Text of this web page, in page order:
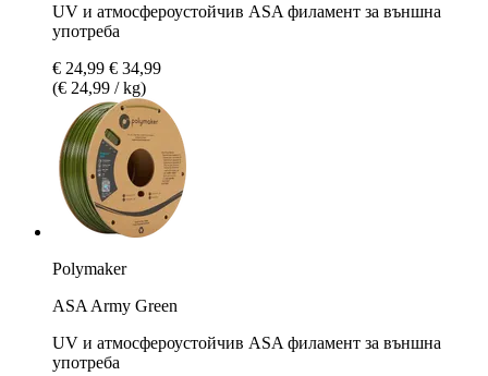
UV и атмосфероустойчив ASA филамент за външна
употреба
€ 24,99 € 34,99
(€ 24,99 / kg)
Polymaker
ASA Army Green
UV и атмосфероустойчив ASA филамент за външна
употреба